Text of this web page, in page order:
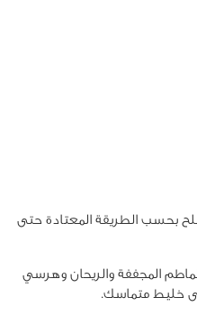
بحسب الطريقة المعتادة حتى
المجففة والريحان وهرسي
خليط متماسك.